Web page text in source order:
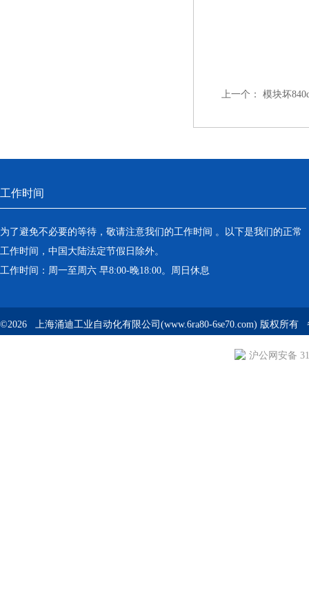
上一个： 模块坏
工作时间
为了避免不必要的等待，敬请注意我们的工作时间 。以下是我们的正常
工作时间，中国大陆法定节假日除外。
工作时间：周一至周六 早8:00-晚18:00。周日休息
©2026 上海涌迪工业自动化有限公司(www.6ra80-6se70.com) 版权所有
沪公网安备